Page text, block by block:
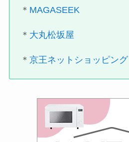
＊ MAGASEEK
＊ 大丸松坂屋
＊京王ネットショッピング